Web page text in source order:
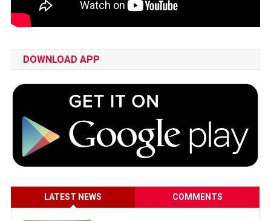
DOWNLOAD APP
LATEST NEWS COMMENTS